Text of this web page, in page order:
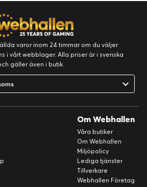
varor inom 24 timmar om du väljer
i vårt webblager. Alla priser är i svenska
gäller även i butik.
Om Webhallen
Våra butiker
Om Webhallen
Miljöpolicy
Lediga tjänster
Tillverkare
Webhallen Företag